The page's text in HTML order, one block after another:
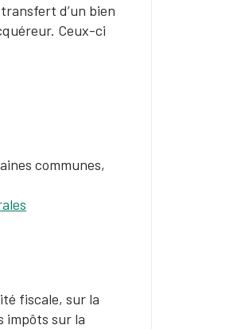
d’un bien
Ceux-ci
communes,
fiscale, sur la
impôts sur la